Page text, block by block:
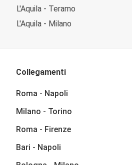
L'Aquila - Teramo
L'Aquila - Milano
Collegamenti
Roma - Napoli
Milano - Torino
Roma - Firenze
Bari - Napoli